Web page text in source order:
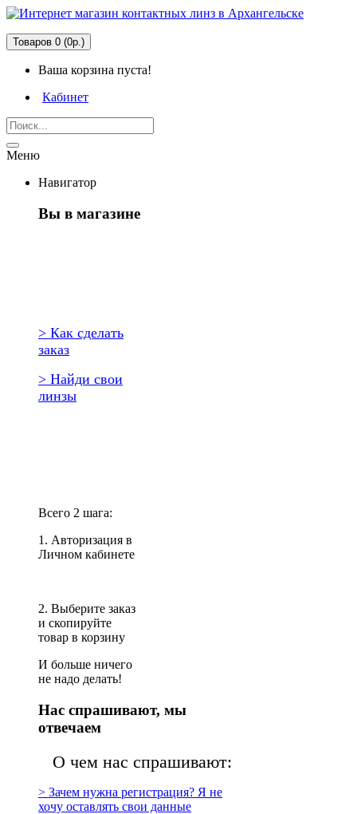
Товаров 0 (0р.)
Ваша корзина пуста!
Кабинет
Меню
Навигатор
Вы в магазине
> Как сделать
заказ
> Найди свои
линзы
Всего 2 шага:
1. Авторизация в
Личном кабинете
2. Выберите заказ
и скопируйте
товар в корзину
И больше ничего
не надо делать!
Нас спрашивают, мы
отвечаем
О чем нас спрашивают:
> Зачем нужна регистрация? Я не
хочу оставлять свои данные